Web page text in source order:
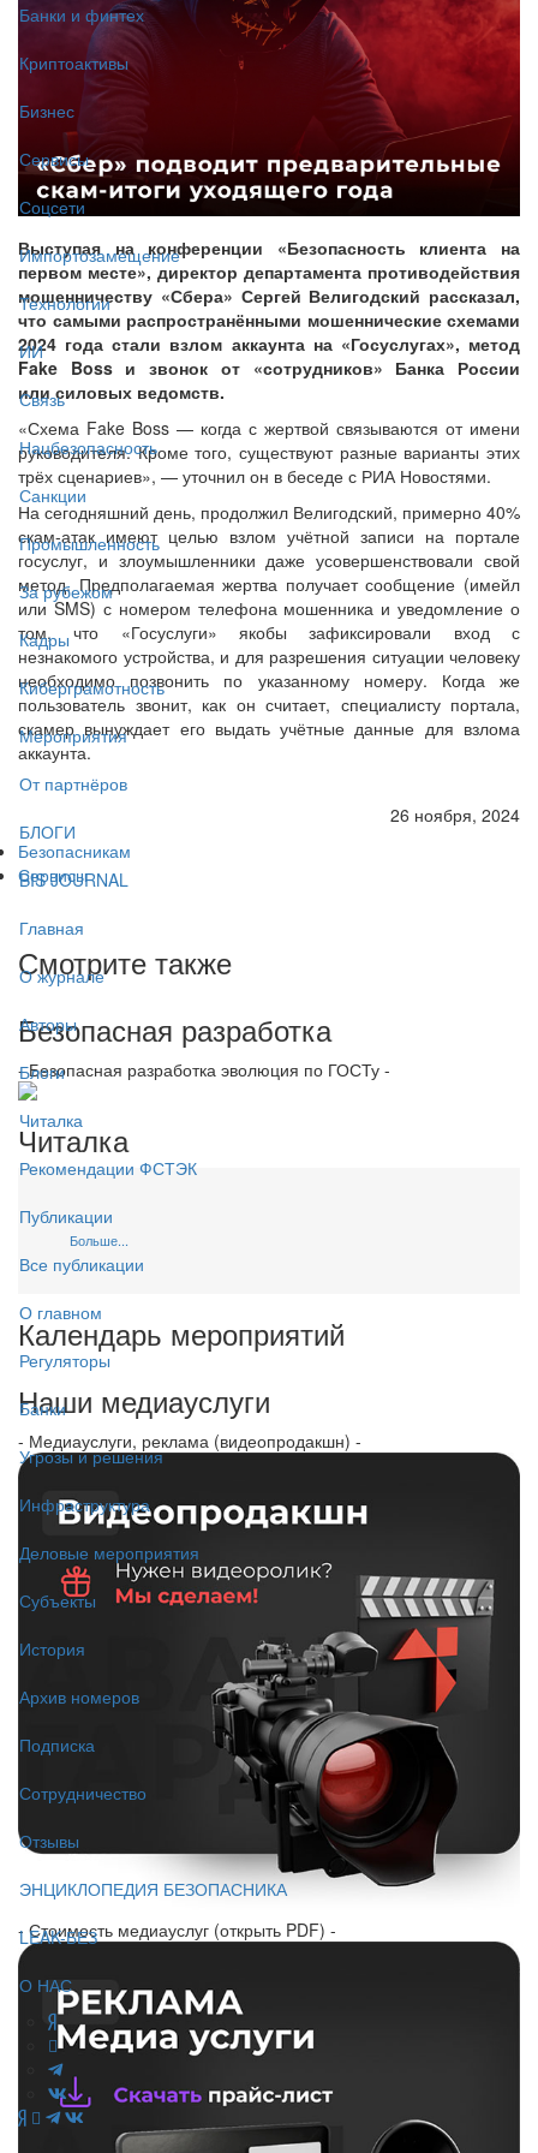
Банки и финтех
Криптоактивы
Бизнес
Сервисы
Соцсети
Импортозамещение
Технологии
ИИ
Связь
Нацбезопасность
Санкции
Промышленность
За рубежом
Кадры
Киберграмотность
Мероприятия
От партнёров
БЛОГИ
BIS JOURNAL
Главная
О журнале
Авторы
Блоги
Читалка
Рекомендации ФСТЭК
Публикации
Все публикации
О главном
Регуляторы
Банки
Угрозы и решения
Инфраструктура
Деловые мероприятия
Субъекты
История
Архив номеров
Подписка
Сотрудничество
Отзывы
ЭНЦИКЛОПЕДИЯ БЕЗОПАСНИКА
LEAK-БЕЗ
О НАС
Выступая на конференции «Безопасность клиента на
первом месте», директор департамента противодействия
мошенничеству «Сбера» Сергей Велигодский рассказал,
что самыми распространёнными мошеннические схемами
2024 года стали взлом аккаунта на «Госуслугах», метод
Fake Boss и звонок от «сотрудников» Банка России
или силовых ведомств.
«Схема Fake Boss — когда с жертвой связываются от имени
руководителя. Кроме того, существуют разные варианты этих
трёх сценариев», — уточнил он в беседе с РИА Новостями.
На сегодняшний день, продолжил Велигодский, примерно 40%
скам-атак имеют целью взлом учётной записи на портале
госуслуг, и злоумышленники даже усовершенствовали свой
метод. Предполагаемая жертва получает сообщение (имейл
или SMS) с номером телефона мошенника и уведомление о
том, что «Госуслуги» якобы зафиксировали вход с
незнакомого устройства, и для разрешения ситуации человеку
необходимо позвонить по указанному номеру. Когда же
пользователь звонит, как он считает, специалисту портала,
скамер вынуждает его выдать учётные данные для взлома
аккаунта.
26 ноября, 2024
Безопасникам
Сервисы
Смотрите также
Безопасная разработка
- Безопасная разработка эволюция по ГОСТу -
Читалка
Больше...
Календарь мероприятий
Наши медиауслуги
- Медиауслуги, реклама (видеопродакшн) -
- Стоимость медиауслуг (открыть PDF) -